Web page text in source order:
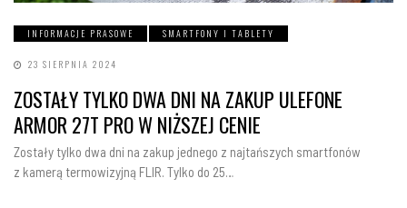
INFORMACJE PRASOWE SMARTFONY I TABLETY
23 SIERPNIA 2024
ZOSTAŁY TYLKO DWA DNI NA ZAKUP ULEFONE
ARMOR 27T PRO W NIŻSZEJ CENIE
Zostały tylko dwa dni na zakup jednego z najtańszych smartfonów
z kamerą termowizyjną FLIR. Tylko do 25…